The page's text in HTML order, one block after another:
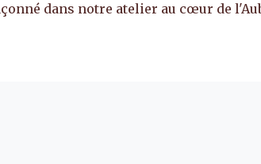
dans notre atelier au cœur de